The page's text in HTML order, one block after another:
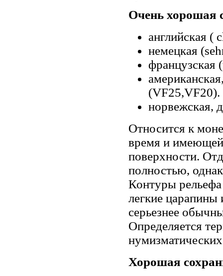
Очень хорошая
английская (
немецкая
французская
(VF25,VF20).
норвежская,
Относится к
время и имеющей
поверхности.
полностью,
Контуры
легкие царапины
серьезнее
Определяется
Хорошая